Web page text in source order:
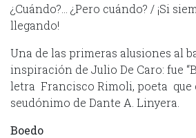
¿Cuándo?… ¿Pero cuándo? / ¡Si
llegando!
Una de las primeras alusiones al
inspiración de Julio De Caro: fue
letra Francisco Rimoli, poeta que
seudónimo de Dante A. Linyera.
Boedo